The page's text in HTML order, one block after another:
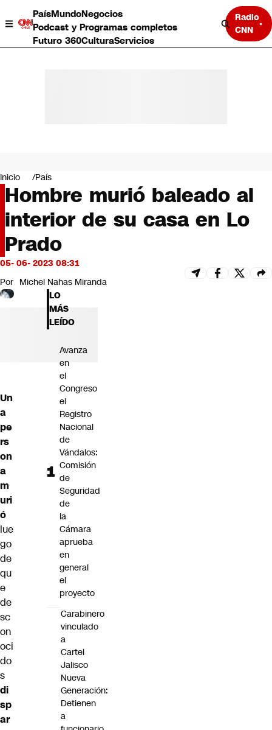
PaísMundoNegocios
Podcast y Programas completos
Futuro 360CulturaServicios
Radio
CNN
Negocios
Deportes
Programas completos
Cultura
Servicios
Bits
CNN tiempo
Futuro 360
Opinión
Inicio País
Hombre murió baleado al
interior de su casa en Lo
Prado
05- 06- 2023 08:31
Por Michel Nahas Miranda
Un
a
pe
rs
on
a
m
uri
ó
lue
go
de
qu
e
de
sc
on
oci
do
s
di
sp
ar
LO
MÁS
LEÍDO
Avanza
en
el
Congreso
el
Registro
Nacional
de
Vándalos:
Comisión
de
Seguridad
de
la
Cámara
aprueba
en
general
el
proyecto
Carabinero
vinculado
a
Cartel
Jalisco
Nueva
Generación:
Detienen
a